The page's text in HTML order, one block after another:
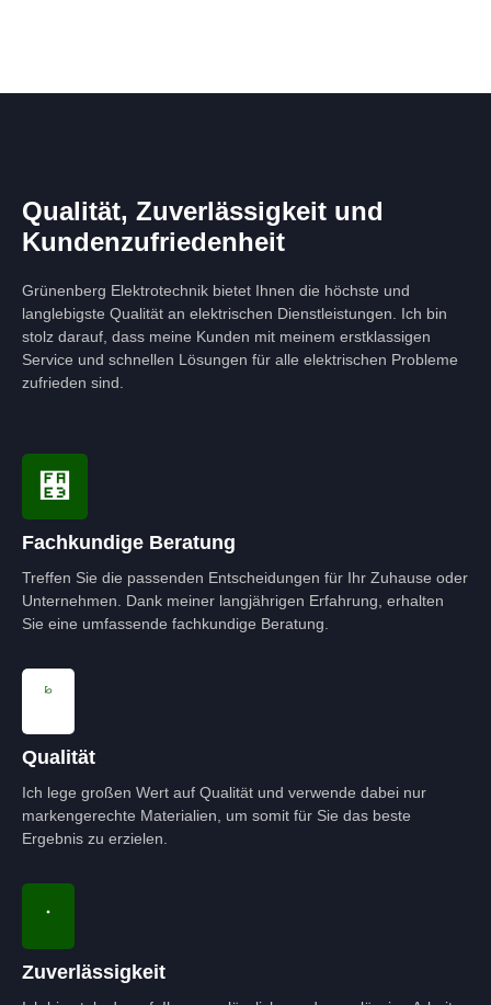
Qualität, Zuverlässigkeit und
Kundenzufriedenheit
Grünenberg Elektrotechnik bietet Ihnen die höchste und
langlebigste Qualität an elektrischen Dienstleistungen. Ich bin
stolz darauf, dass meine Kunden mit meinem erstklassigen
Service und schnellen Lösungen für alle elektrischen Probleme
zufrieden sind.
Fachkundige Beratung
Treffen Sie die passenden Entscheidungen für Ihr Zuhause oder
Unternehmen. Dank meiner langjährigen Erfahrung, erhalten
Sie eine umfassende fachkundige Beratung.
Qualität
Ich lege großen Wert auf Qualität und verwende dabei nur
markengerechte Materialien, um somit für Sie das beste
Ergebnis zu erzielen.
Zuverlässigkeit